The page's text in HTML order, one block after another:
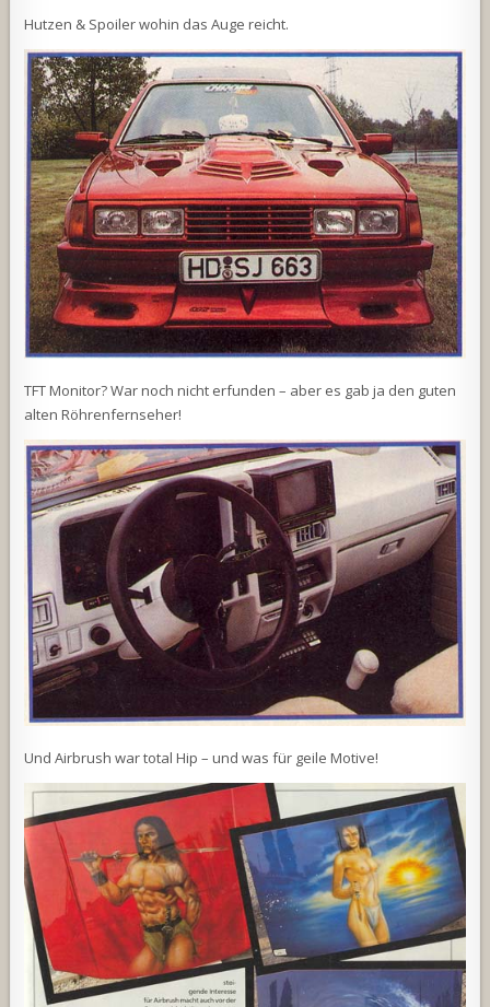
Hutzen & Spoiler wohin das Auge reicht.
TFT Monitor? War noch nicht erfunden – aber es gab ja den guten
alten Röhrenfernseher!
Und Airbrush war total Hip – und was für geile Motive!